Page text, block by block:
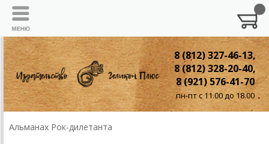
8 (812) 327-46-13,
8 (812) 328-20-40,
8 (921) 576-41-70
пн-пт с 11.00 до 18.00
Альманах Рок-дилетанта